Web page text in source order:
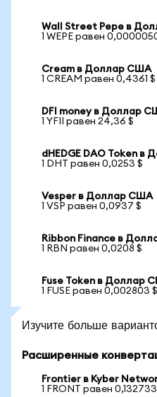
Wall Street Pepe в
1 WEPE равен
Cream в Доллар США
1 CREAM равен 0,4361 $
DFI money в Доллар
1 YFII равен 24,36 $
dHEDGE DAO Token
1 DHT равен 0,0253 $
Vesper в Доллар США
1 VSP равен 0,0937 $
Ribbon Finance в
1 RBN равен 0,0208 $
Fuse Token в Доллар
1 FUSE равен 0,002803 $
Изучите больше
Расширенные
Frontier в Kyber
1 FRONT равен